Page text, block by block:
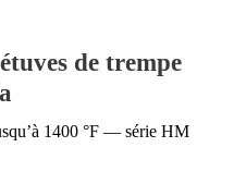
de trempe
1400 °F — série HM